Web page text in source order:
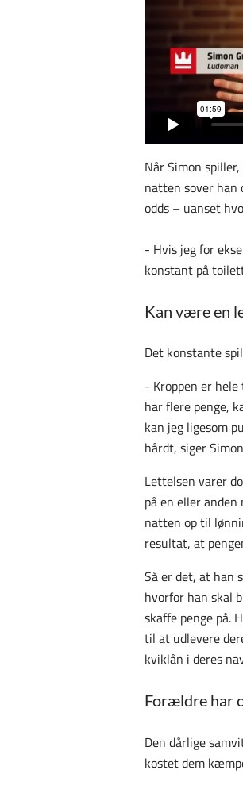
Når Simon
natten sover han
odds – uanset
- Hvis jeg for
konstant på
Kan være en
Det konstante
- Kroppen er
har flere penge,
kan jeg ligesom
hårdt, siger
Lettelsen varer
på en eller
natten op til
resultat, at
Så er det, at han
hvorfor han skal
skaffe penge på.
til at udlevere
kviklån i deres
Forældre har
Den dårlige
kostet dem